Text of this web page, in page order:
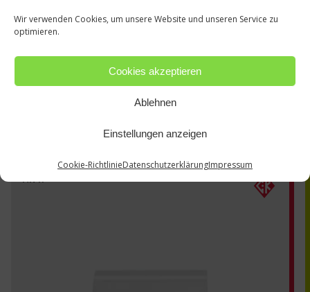
Wir verwenden Cookies, um unsere Website und unseren Service zu
optimieren.
Cookies akzeptieren
Ablehnen
Einstellungen anzeigen
Cookie-RichtlinieDatenschutzerklärungImpressum
MR4P